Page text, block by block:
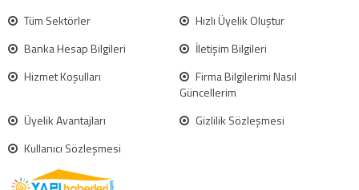
Tüm Sektörler
Hızlı Üyelik Oluştur
Banka Hesap Bilgileri
İletişim Bilgileri
Hizmet Koşulları
Firma Bilgilerimi Nasıl
Güncellerim
Üyelik Avantajları
Gizlilik Sözleşmesi
Kullanıcı Sözleşmesi